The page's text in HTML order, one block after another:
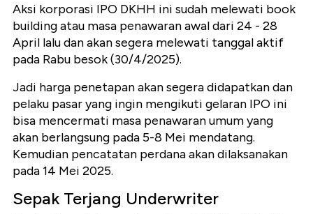
Aksi korporasi IPO DKHH ini sudah melewati book
building atau masa penawaran awal dari 24 - 28
April lalu dan akan segera melewati tanggal aktif
pada Rabu besok (30/4/2025).
Jadi harga penetapan akan segera didapatkan dan
pelaku pasar yang ingin mengikuti gelaran IPO ini
bisa mencermati masa penawaran umum yang
akan berlangsung pada 5-8 Mei mendatang.
Kemudian pencatatan perdana akan dilaksanakan
pada 14 Mei 2025.
Sepak Terjang Underwriter